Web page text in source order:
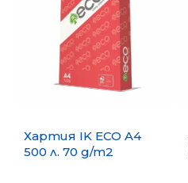
Хартия IK ECO A4
500 л. 70 g/m2